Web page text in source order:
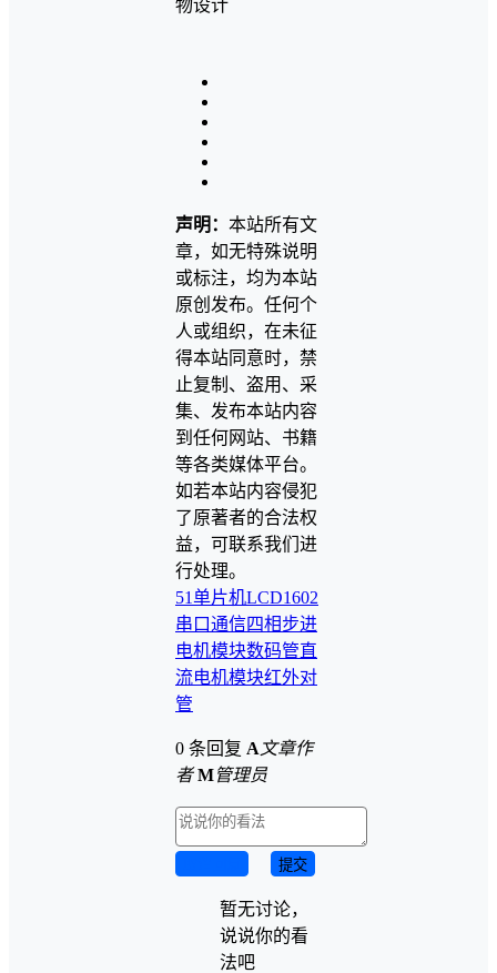
声明： 本站所有文
章，如无特殊说明
或标注，均为本站
原创发布。任何个
人或组织，在未征
得本站同意时，禁
止复制、盗用、采
集、发布本站内容
到任何网站、书籍
等各类媒体平台。
如若本站内容侵犯
了原著者的合法权
益，可联系我们进
行处理。
51单片机LCD1602
串口通信四相步进
电机模块数码管直
流电机模块红外对
管
0 条回复 A 文章作
者 M管理员
提交
暂无讨论，
说说你的看
法吧